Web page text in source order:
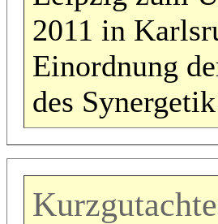
2011 in
Einordnung
des